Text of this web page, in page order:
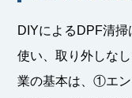
DIYによるDPF清
使い、取り外しな
業の基本は、①エ